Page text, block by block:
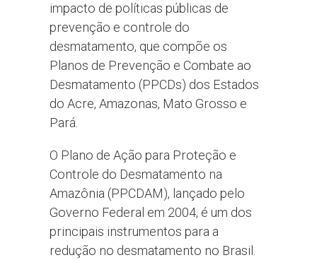
impacto de políticas públicas de
prevenção e controle do
desmatamento, que compõe os
Planos de Prevenção e Combate ao
Desmatamento (PPCDs) dos Estados
do Acre, Amazonas, Mato Grosso e
Pará.
O Plano de Ação para Proteção e
Controle do Desmatamento na
Amazônia (PPCDAM), lançado pelo
Governo Federal em 2004, é um dos
principais instrumentos para a
redução no desmatamento no Brasil.